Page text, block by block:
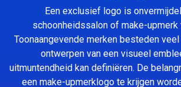
Een exclusief logo is
schoonheidssalon of make-upmerk
Toonaangevende merken besteden veel
ontwerpen van een visueel
uitmuntendheid kan definiëren. De
een make-upmerklogo te krijgen